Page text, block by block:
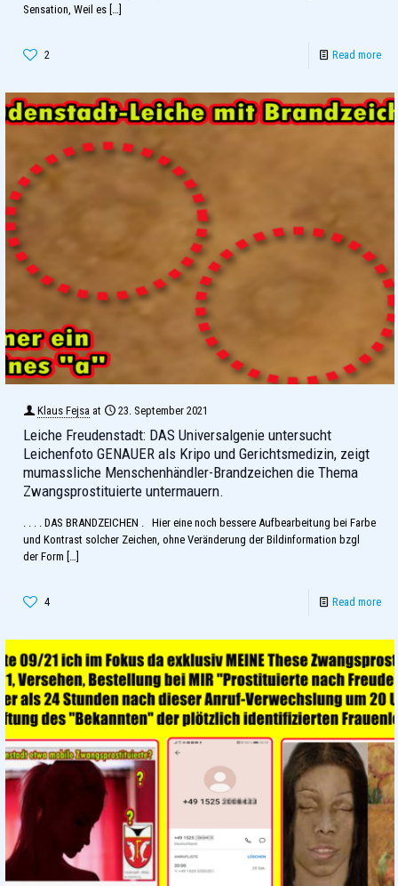
Sensation, Weil es […]
2 Read more
Klaus Fejsa at 23. September 2021
Leiche Freudenstadt: DAS Universalgenie untersucht
Leichenfoto GENAUER als Kripo und Gerichtsmedizin, zeigt
mumassliche Menschenhändler-Brandzeichen die Thema
Zwangsprostituierte untermauern.
. . . . DAS BRANDZEICHEN . Hier eine noch bessere Aufbearbeitung bei Farbe
und Kontrast solcher Zeichen, ohne Veränderung der Bildinformation bzgl
der Form […]
4 Read more